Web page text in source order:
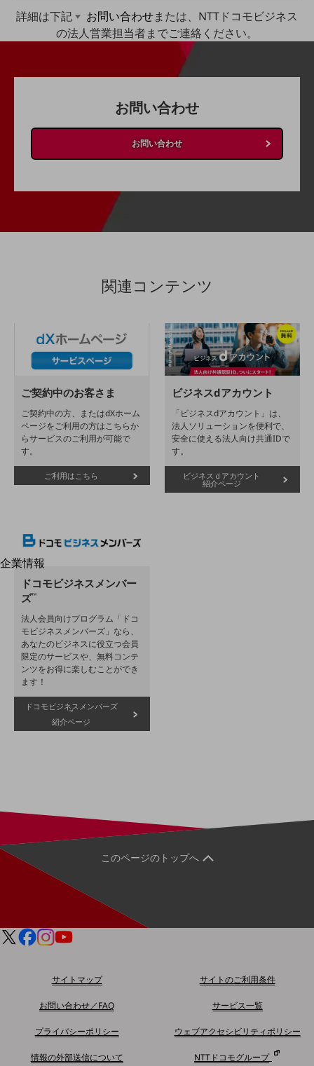
ネットワーク
モバイル・音声
業界から見つける
製造業
ゲーム感覚で見つける
ビジネスお悩み診断
NTTドコモビジネス
相談・申し込みができるバーチャルショップ
法人向けモバイルトップ
はじめての方へ
サービス・商品を探す
新規会員登録/ログインはこちら
100回線以上のお問い合わせ・お見積りはこちら
別ウィンドウで開きます
企業情報
企業情報TOP
会社案内
会社案内TOP
社長からのご挨拶
事業拠点
ニュースリリース
地域からの発表
重要なお知らせ
サステナビリティ
サステナビリティTOP
NTTドコモビジネスグループのサステナビリティ
サステナビリティ基本方針
サステナビリティレポート
ダイバーシティ
詳細は下記 お問い合わせまたは、NTTドコモビジネス
の法人営業担当者までご連絡ください。
お問い合わせ
お問い合わせ
関連コンテンツ
ご契約中のお客さま
ご契約中の方、またはdXホーム
ページをご利用の方はこちらか
らサービスのご利用が可能で
す。
ご利用はこちら
ビジネスdアカウント
「ビジネスdアカウント」は、
法人ソリューションを便利で、
安全に使える法人向け共通IDで
す。
ビジネスｄアカウント
紹介ページ
ドコモビジネスメンバー
ズ™
法⼈会員向けプログラム「ドコ
モビジネスメンバーズ」なら、
あなたのビジネスに役⽴つ会員
限定のサービスや、無料コンテ
ンツをお得に楽しむことができ
ます！
ドコモビジネスメンバーズ
™
紹介ページ
このページのトップへ
サイトマップ サイトのご利用条件
お問い合わせ／FAQ サービス一覧
プライバシーポリシー ウェブアクセシビリティポリシー
情報の外部送信について NTTドコモグループ